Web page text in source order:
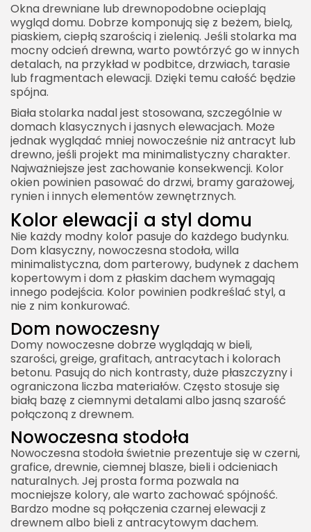
Okna drewniane lub drewnopodobne ocieplają
wygląd domu. Dobrze komponują się z beżem, bielą,
piaskiem, ciepłą szarością i zielenią. Jeśli stolarka ma
mocny odcień drewna, warto powtórzyć go w innych
detalach, na przykład w podbitce, drzwiach, tarasie
lub fragmentach elewacji. Dzięki temu całość będzie
spójna.
Biała stolarka nadal jest stosowana, szczególnie w
domach klasycznych i jasnych elewacjach. Może
jednak wyglądać mniej nowocześnie niż antracyt lub
drewno, jeśli projekt ma minimalistyczny charakter.
Najważniejsze jest zachowanie konsekwencji. Kolor
okien powinien pasować do drzwi, bramy garażowej,
rynien i innych elementów zewnętrznych.
Kolor elewacji a styl domu
Nie każdy modny kolor pasuje do każdego budynku.
Dom klasyczny, nowoczesna stodoła, willa
minimalistyczna, dom parterowy, budynek z dachem
kopertowym i dom z płaskim dachem wymagają
innego podejścia. Kolor powinien podkreślać styl, a
nie z nim konkurować.
Dom nowoczesny
Domy nowoczesne dobrze wyglądają w bieli,
szarości, greige, grafitach, antracytach i kolorach
betonu. Pasują do nich kontrasty, duże płaszczyzny i
ograniczona liczba materiałów. Często stosuje się
białą bazę z ciemnymi detalami albo jasną szarość
połączoną z drewnem.
Nowoczesna stodoła
Nowoczesna stodoła świetnie prezentuje się w czerni,
grafice, drewnie, ciemnej blasze, bieli i odcieniach
naturalnych. Jej prosta forma pozwala na
mocniejsze kolory, ale warto zachować spójność.
Bardzo modne są połączenia czarnej elewacji z
drewnem albo bieli z antracytowym dachem.